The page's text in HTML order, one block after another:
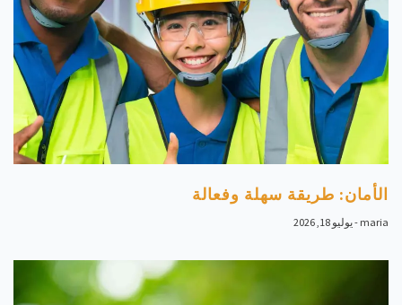
الأمان: طريقة سهلة وفعالة
maria يوليو 18, 2026